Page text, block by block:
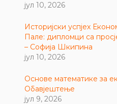
јул 10, 2026
Историјски успјех
Пале: дипломци са
– Софија Шкипина
јул 10, 2026
Основе математике за
Обавјештење
јул 9, 2026